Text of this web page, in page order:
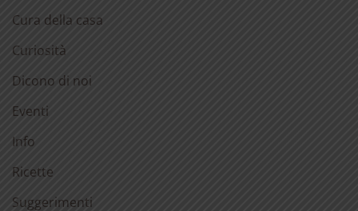
Cura della casa
Curiosità
Dicono di noi
Eventi
Info
Ricette
Suggerimenti